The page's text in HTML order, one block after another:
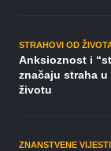
STRAHOVI OD
Anksioznost i
značaju straha
životu
ZNANSTVENE